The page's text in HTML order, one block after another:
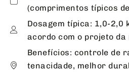
(comprimentos típicos
Dosagem típica: 1,0-2,0
acordo com o projeto
Benefícios: controle de
tenacidade, melhor